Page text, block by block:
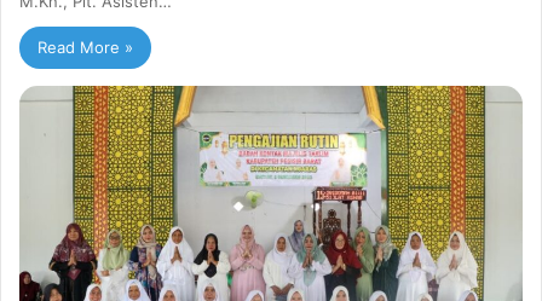
Read More »